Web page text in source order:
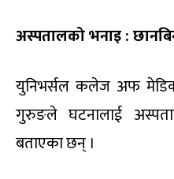
अस्पतालको भनाइ :
युनिभर्सल कलेज अफ
गुरुङले घटनालाई
बताएका छन् ।